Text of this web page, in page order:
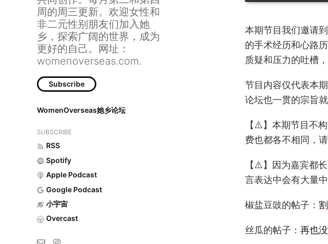
周的周三更新。欢迎女性和
非二元性别朋友们加入她
乡，探索广阔的世界，成为
更好的自己。网址：
womenoverseas.com.
Subscribe
WomenOverseas她乡论坛
SUBSCRIBE
RSS
Spotify
Apple Podcast
Google Podcast
小宇宙
Overcast
本期节目我们邀请
的手术经历和心路
质疑和压力的吐槽
节目内容仅代表本
论坛也一贯的宗旨
【⚠️】本期节目不
费也都各不相同，
【⚠️】因为嘉宾都
言表达中会有大量
椒盐豆豉的帖子：
丝瓜的帖子： 再也